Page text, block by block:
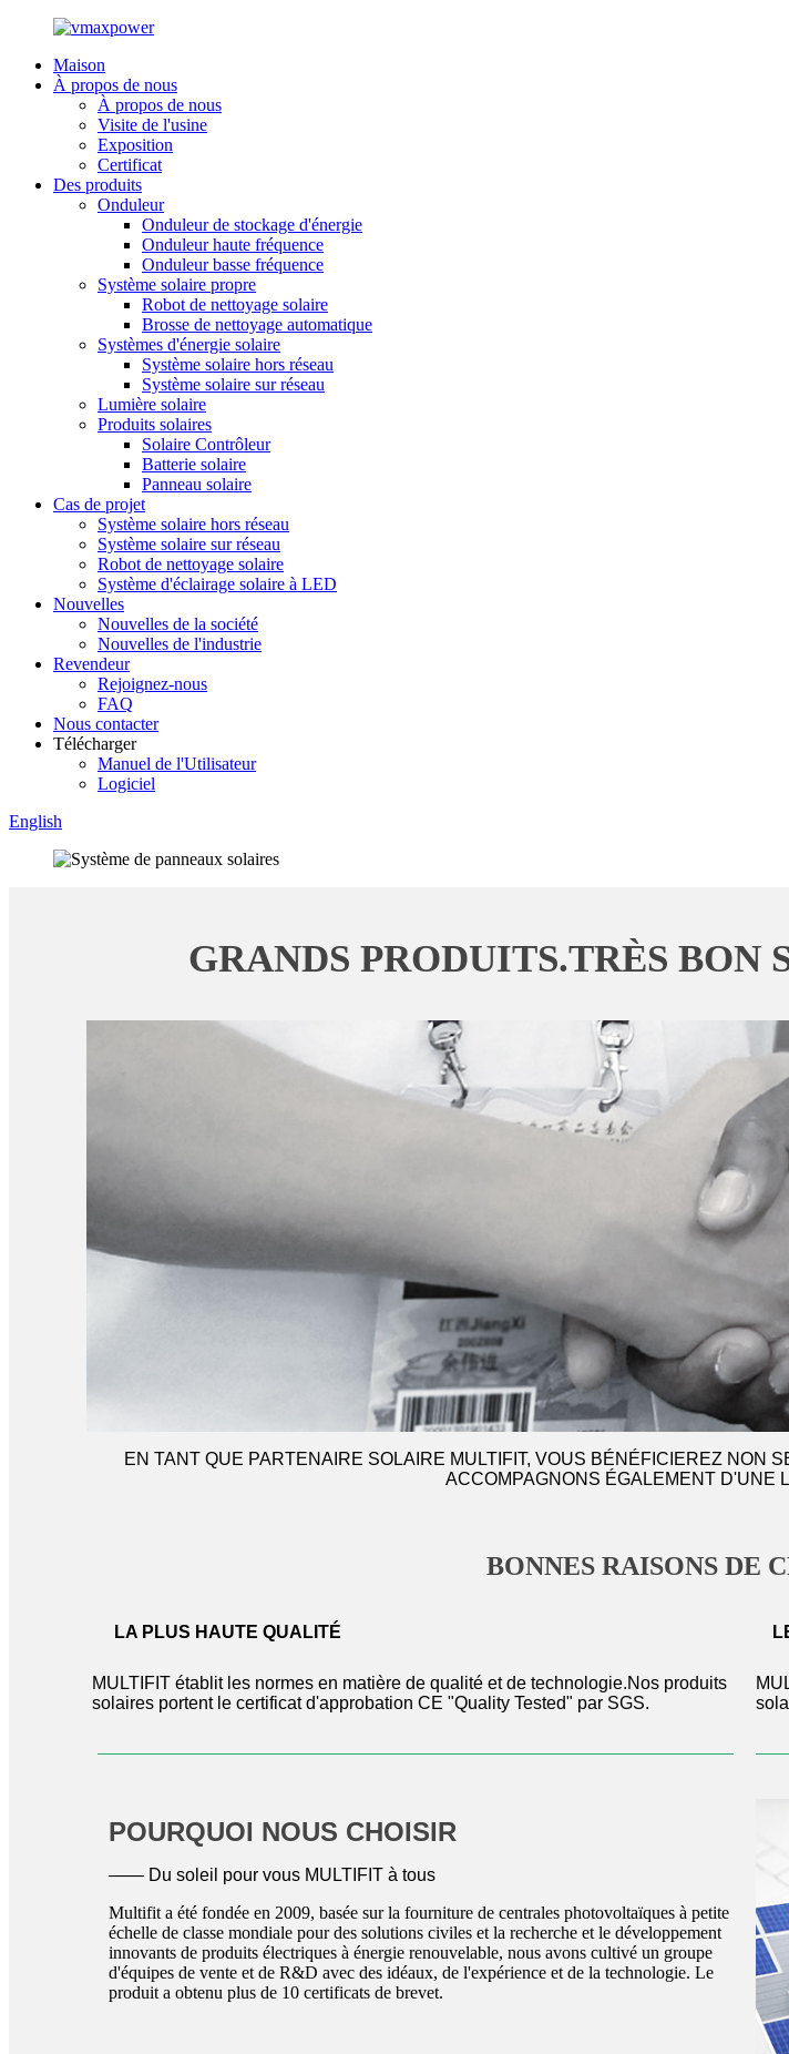
Maison
À propos de nous
À propos de nous
Visite de l'usine
Exposition
Certificat
Des produits
Onduleur
Onduleur de stockage d'énergie
Onduleur haute fréquence
Onduleur basse fréquence
Système solaire propre
Robot de nettoyage solaire
Brosse de nettoyage automatique
Systèmes d'énergie solaire
Système solaire hors réseau
Système solaire sur réseau
Lumière solaire
Produits solaires
Solaire Contrôleur
Batterie solaire
Panneau solaire
Cas de projet
Système solaire hors réseau
Système solaire sur réseau
Robot de nettoyage solaire
Système d'éclairage solaire à LED
Nouvelles
Nouvelles de la société
Nouvelles de l'industrie
Revendeur
Rejoignez-nous
FAQ
Nous contacter
Télécharger
Manuel de l'Utilisateur
Logiciel
English
GRANDS PRODUITS.TRÈS BON
EN TANT QUE PARTENAIRE SOLAIRE MULTIFIT, VOUS BÉNÉFICIEREZ NON
ACCOMPAGNONS ÉGALEMENT D'UNE
BONNES RAISONS DE
LA PLUS HAUTE QUALITÉ
MULTIFIT établit les normes en matière de qualité et de technologie.Nos produits
solaires portent le certificat d'approbation CE "Quality Tested" par SGS.
POURQUOI NOUS CHOISIR
—— Du soleil pour vous MULTIFIT à tous
Multifit a été fondée en 2009, basée sur la fourniture de centrales photovoltaïques à petite
échelle de classe mondiale pour des solutions civiles et la recherche et le développement
innovants de produits électriques à énergie renouvelable, nous avons cultivé un groupe
d'équipes de vente et de R&D avec des idéaux, de l'expérience et de la technologie. Le
produit a obtenu plus de 10 certificats de brevet.